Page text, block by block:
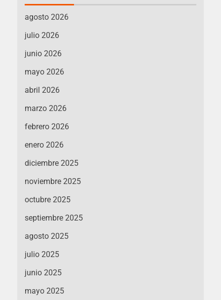
agosto 2026
julio 2026
junio 2026
mayo 2026
abril 2026
marzo 2026
febrero 2026
enero 2026
diciembre 2025
noviembre 2025
octubre 2025
septiembre 2025
agosto 2025
julio 2025
junio 2025
mayo 2025